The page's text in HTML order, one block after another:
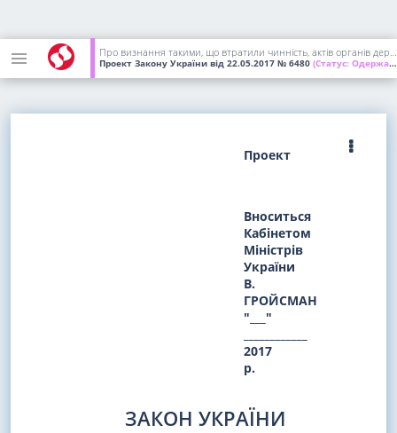
Про визнання такими, що втратили чинність, актів органів державної влади і управління Української РСР та Постанови Верховної Ради України від 12 вересня 1991 року N 1545-XII "Про порядок тимчасової дії на території України окремих актів законодавства Союзу РСР" та такими, що не застосовуються на території України, актів органів державної влади і управління Союзу РСР
Проект Закону України від 22.05.2017 № 6480 (Статус: Одержаний ВР України)
Проект
Вноситься
Кабінетом
Міністрів
України
В.
ГРОЙСМАН
"___"
2017
р.
ЗАКОН УКРАЇНИ